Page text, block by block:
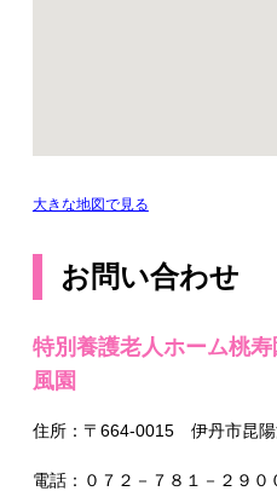
大きな地図で見る
お問い合わせ
特別養護老人ホーム桃
風園
住所：〒664-0015 伊丹市昆陽
電話：０７２－７８１－２９